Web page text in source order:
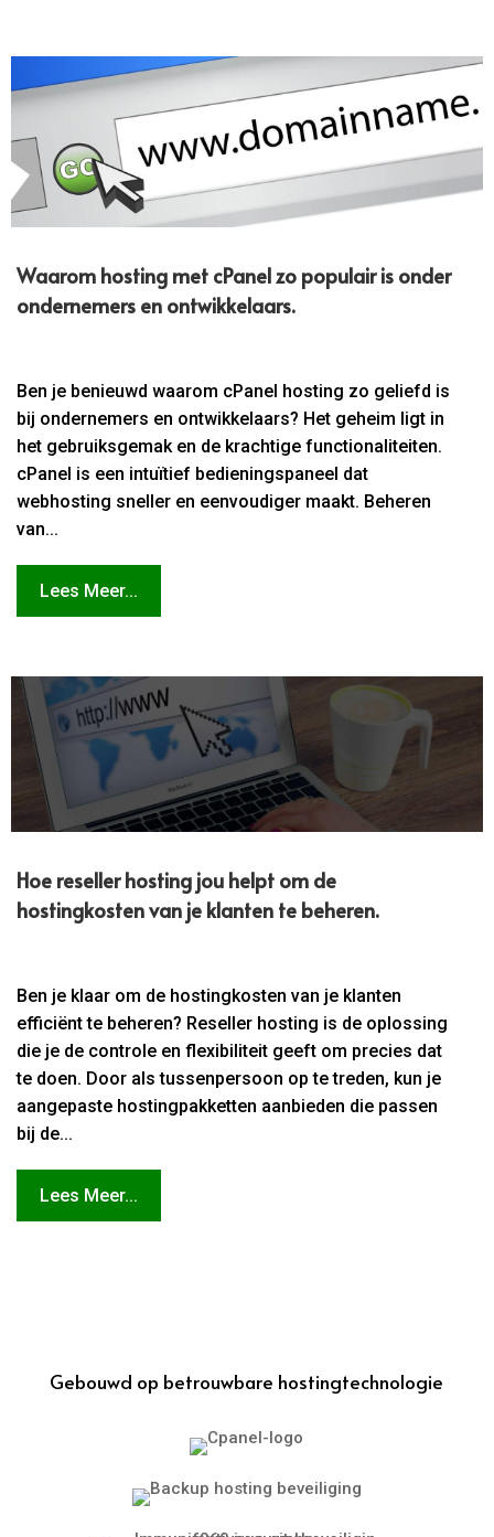
Waarom hosting met cPanel zo populair is onder
ondernemers en ontwikkelaars.​
Ben je benieuwd waarom cPanel hosting zo geliefd is
bij ondernemers en ontwikkelaars? Het geheim ligt in
het gebruiksgemak en de krachtige functionaliteiten.
cPanel is een intuïtief bedieningspaneel dat
webhosting sneller en eenvoudiger maakt. Beheren
van...
Lees Meer...
Hoe reseller hosting jou helpt om de
hostingkosten van je klanten te beheren.​
Ben je klaar om de hostingkosten van je klanten
efficiënt te beheren? Reseller hosting is de oplossing
die je de controle en flexibiliteit geeft om precies dat
te doen. Door als tussenpersoon op te treden, kun je
aangepaste hostingpakketten aanbieden die passen
bij de...
Lees Meer...
Gebouwd op betrouwbare hostingtechnologie